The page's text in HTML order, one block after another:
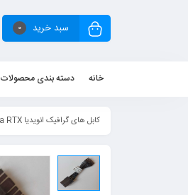
سبد خرید 0
خانه دسته بندی محصولات
کابل های گرافیک انویدیا Nvidia RTX